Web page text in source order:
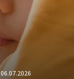
06.07.2026